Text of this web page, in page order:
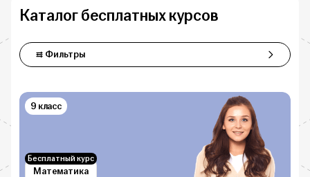
Каталог бесплатных курсов
ФильтрыФильтры
Математика
Бесплатный курс
9 класс